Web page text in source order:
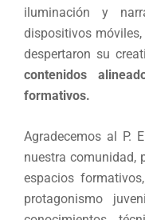
iluminación y
dispositivos
despertaron su
contenidos
formativos.
Agradecemos al P.
nuestra comunidad,
espacios
protagonismo